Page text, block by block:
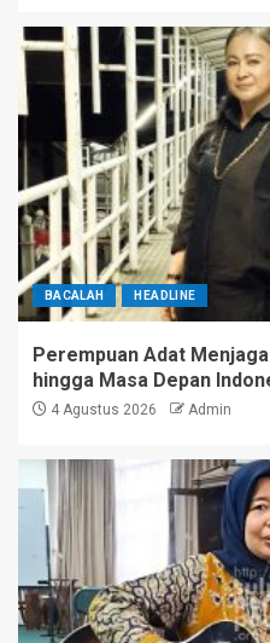
BACALAH HEADLINE
Perempuan Adat
hingga Masa Depan
4 Agustus 2026 Admin